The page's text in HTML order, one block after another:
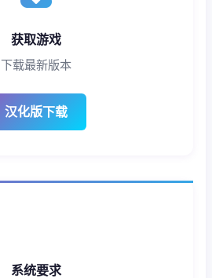
获取游戏
下载最新版本
汉化版下载
系统要求